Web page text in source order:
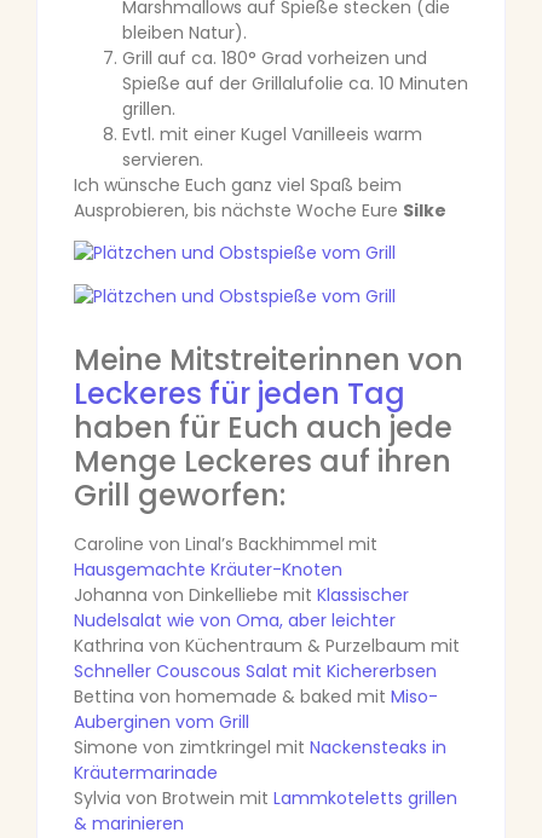
Marshmallows auf Spieße stecken (die
bleiben Natur).
Grill auf ca. 180° Grad vorheizen und
Spieße auf der Grillalufolie ca. 10 Minuten
grillen.
Evtl. mit einer Kugel Vanilleeis warm
servieren.
Ich wünsche Euch ganz viel Spaß beim
Ausprobieren, bis nächste Woche Eure Silke
Meine Mitstreiterinnen von
Leckeres für jeden Tag
haben für Euch auch jede
Menge Leckeres auf ihren
Grill geworfen:
Caroline von Linal’s Backhimmel mit
Hausgemachte Kräuter-Knoten
Johanna von Dinkelliebe mit Klassischer
Nudelsalat wie von Oma, aber leichter
Kathrina von Küchentraum & Purzelbaum mit
Schneller Couscous Salat mit Kichererbsen
Bettina von homemade & baked mit Miso-
Auberginen vom Grill
Simone von zimtkringel mit Nackensteaks in
Kräutermarinade
Sylvia von Brotwein mit Lammkoteletts grillen
& marinieren